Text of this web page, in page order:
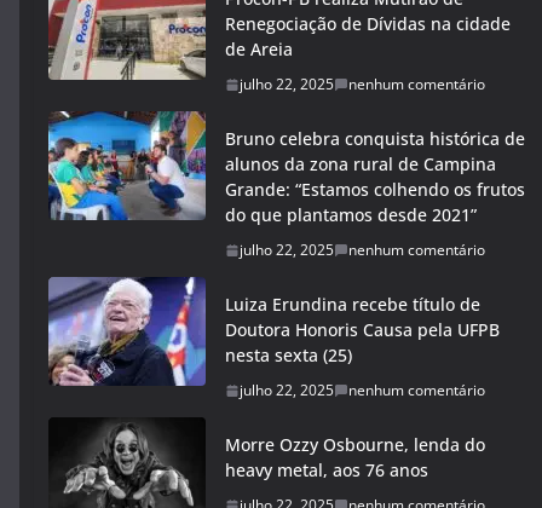
Renegociação de Dívidas na cidade
de Areia
julho 22, 2025 nenhum comentário
Bruno celebra conquista histórica de
alunos da zona rural de Campina
Grande: “Estamos colhendo os frutos
do que plantamos desde 2021”
julho 22, 2025 nenhum comentário
Luiza Erundina recebe título de
Doutora Honoris Causa pela UFPB
nesta sexta (25)
julho 22, 2025 nenhum comentário
Morre Ozzy Osbourne, lenda do
heavy metal, aos 76 anos